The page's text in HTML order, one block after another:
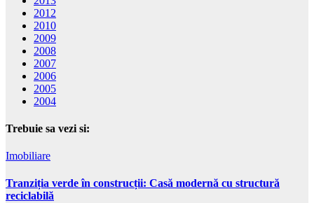
2012
2010
2009
2008
2007
2006
2005
2004
Trebuie sa vezi si:
Imobiliare
Tranziția verde în construcții: Casă modernă cu structură
reciclabilă